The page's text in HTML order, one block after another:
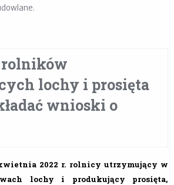
rolników
lochy i prosięta
wnioski o
2022 r. rolnicy utrzymujący w
lochy i produkujący prosięta,